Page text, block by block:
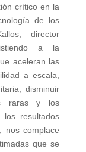
crítico en la
de los
director
a la
aceleran las
a escala,
disminuir
raras y los
los resultados
nos complace
que se